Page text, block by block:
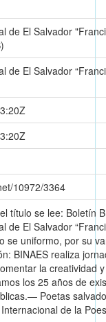
de El Salvador
de El Salvador
10972/3364
título se lee: Boletín
de El Salvador
se uniformo, por su
BINAES realiza
la creatividad
los 25 años de
Poetas
de la